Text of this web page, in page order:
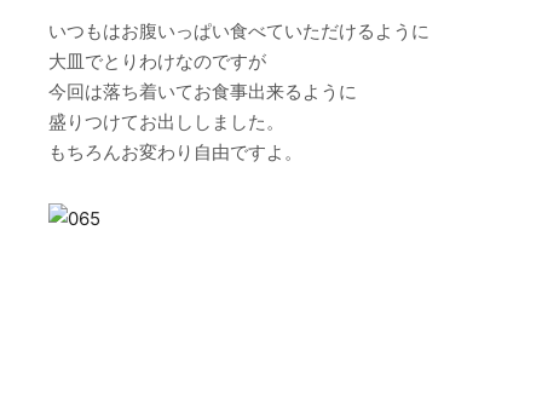
いつもはお腹いっぱい食べていただけるように
大皿でとりわけなのですが
今回は落ち着いてお食事出来るように
盛りつけてお出ししました。
もちろんお変わり自由ですよ。